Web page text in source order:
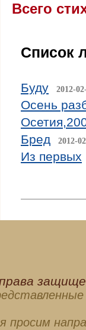
Всего
Список
Буду 2012-
Осень
Бред
2012-
Из первых
просим